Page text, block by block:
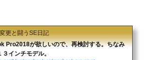
更と闘うSE日記
Pro2018が欲しいので、再検討する。ちなみ
３インチモデル。